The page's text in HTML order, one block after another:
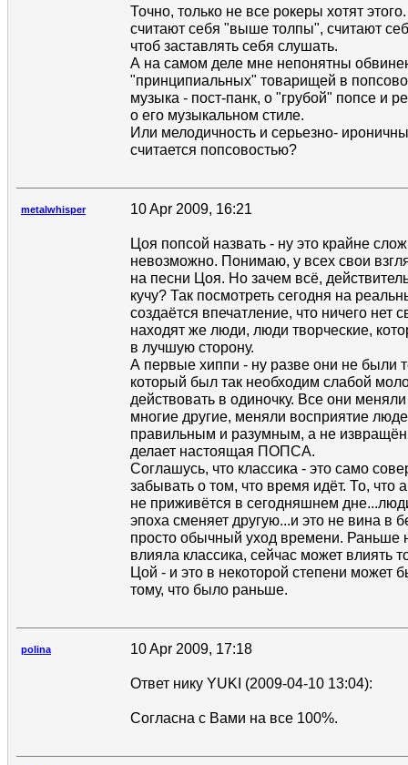
Точно, только не все рокеры хотят
считают себя "выше толпы", считают
чтоб заставлять себя слушать.
А на самом деле мне непонятны
"принципиальных" товарищей в
музыка - пост-панк, о "грубой" попсе и
о его музыкальном стиле.
Или мелодичность и серьезно-
считается попсовостью?
metalwhisper 10 Apr 2009, 16:21
Цоя попсой назвать - ну это крайне
невозможно. Понимаю, у всех свои
на песни Цоя. Но зачем всё,
кучу? Так посмотреть сегодня на
создаётся впечатление, что ничего нет
находят же люди, люди творческие,
в лучшую сторону.
А первые хиппи - ну разве они не были
который был так необходим слабой
действовать в одиночку. Все они
многие другие, меняли восприятие
правильным и разумным, а не
делает настоящая ПОПСА.
Соглашусь, что классика - это само
забывать о том, что время идёт. То, что
не приживётся в сегодняшнем
эпоха сменяет другую...и это не вина в
просто обычный уход времени. Раньше
влияла классика, сейчас может влиять
Цой - и это в некоторой степени может
тому, что было раньше.
polina 10 Apr 2009, 17:18
Ответ нику YUKI (2009-04-10 13:04):
Согласна с Вами на все 100%.